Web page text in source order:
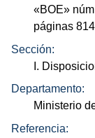
«BOE»
páginas
Sección:
I.
Departamento:
Ministerio
Referencia: